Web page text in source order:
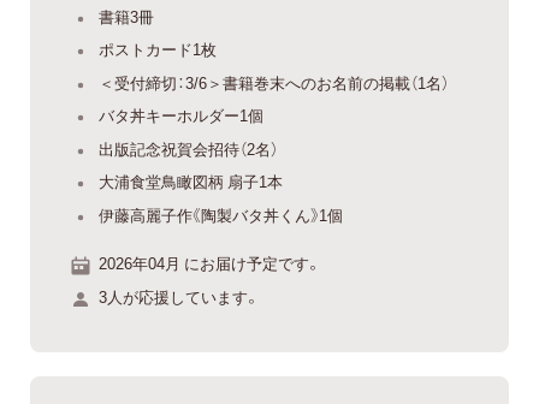
書籍3冊
ポストカード1枚
＜受付締切：3/6＞書籍巻末へのお名前の掲載（1名）
バタ丼キーホルダー1個
出版記念祝賀会招待（2名）
大浦食堂鳥瞰図柄 扇子1本
伊藤高麗子作《陶製バタ丼くん》1個
2026年04月 にお届け予定です。
3人が応援しています。